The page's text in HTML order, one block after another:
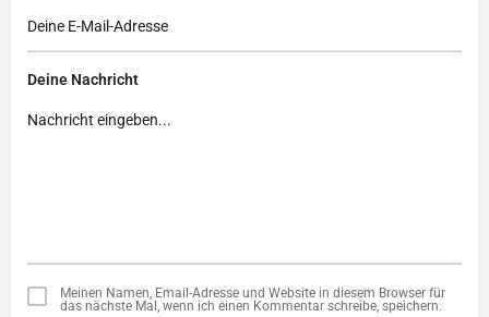
Deine Nachricht
Meinen Namen, Email-Adresse und Website in diesem Browser für
das nächste Mal, wenn ich einen Kommentar schreibe, speichern.